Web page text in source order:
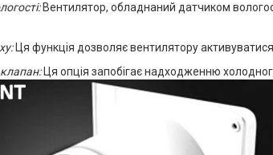
Вентилятор, обладнаний датчиком
Ця функція дозволяє вентилятору
Ця опція запобігає надходженню